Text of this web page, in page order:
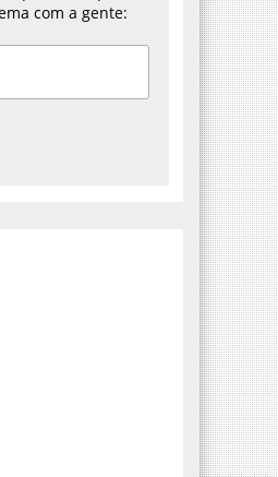
com a gente: